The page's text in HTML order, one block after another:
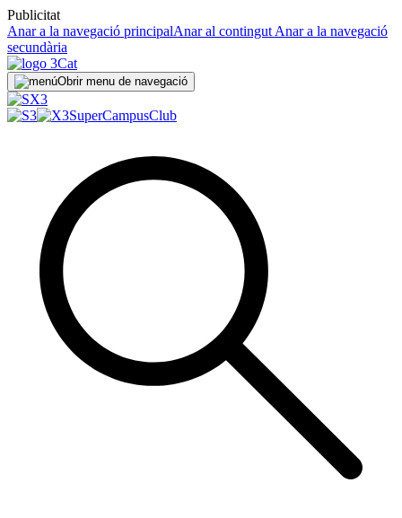
Publicitat
Anar a la navegació principalAnar al contingut Anar a la navegació
secundària
Obrir menu de navegació
SuperCampusClub